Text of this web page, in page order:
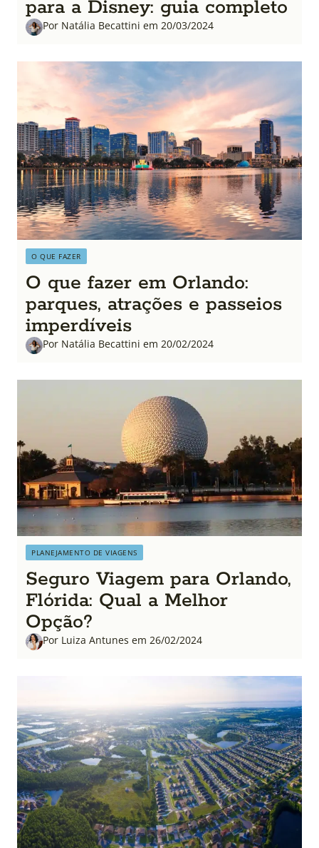
para a Disney: guia completo
Por Natália Becattini em 20/03/2024
O QUE FAZER
O que fazer em Orlando:
parques, atrações e passeios
imperdíveis
Por Natália Becattini em 20/02/2024
PLANEJAMENTO DE VIAGENS
Seguro Viagem para Orlando,
Flórida: Qual a Melhor
Opção?
Por Luiza Antunes em 26/02/2024